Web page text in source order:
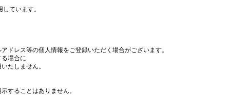
ています。
ドレス等の個人情報をご登録いただく場合がございます。
場合に
たしません。
することはありません。